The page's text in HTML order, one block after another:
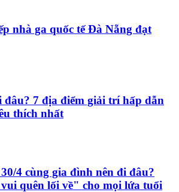
nhà ga quốc tế Đà Nẵng đạt
7 địa điểm giải trí hấp dẫn
thích nhất
4 cùng gia đình nên đi đâu?
quên lối về" cho mọi lứa tuổi